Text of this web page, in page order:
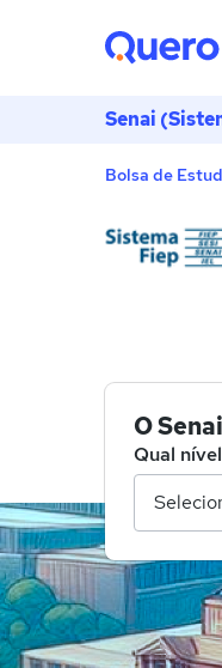
Senai
Bolsa de
O
Qual